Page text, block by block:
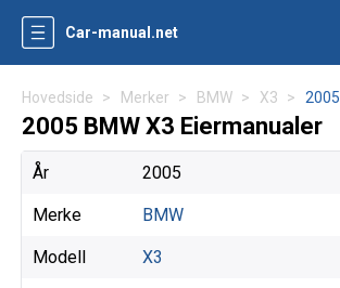
Car-manual.net
Hovedside Merker BMW X3 2005
2005 BMW X3 Eiermanualer
År 2005
Merke BMW
Modell X3